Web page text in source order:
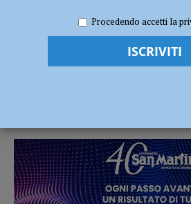
un’abitazione in pieno giorno, messi in fuga
Ladri in un’abitazione in
Procedendo accetti la